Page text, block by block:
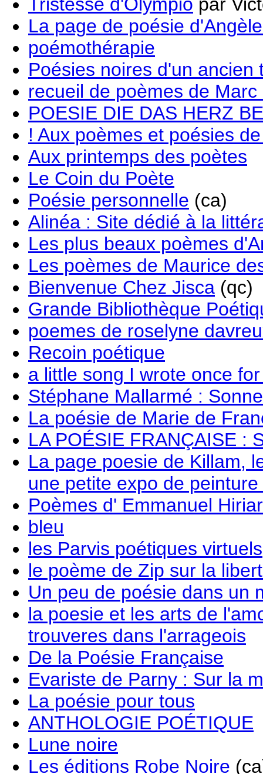
La page de poésie
poémothérapie
Poésies noires d'un ancien
recueil de poèmes de
POESIE DIE DAS HERZ
! Aux poèmes et poésies
Aux printemps des poètes
Le Coin du Poète
Poésie personnelle (ca)
Alinéa : Site dédié à la
Les plus beaux poèmes
Les poèmes de Maurice
Bienvenue Chez Jisca (qc)
Grande Bibliothèque
poemes de roselyne
Recoin poétique
a little song I wrote once
Stéphane Mallarmé :
La poésie de Marie de
LA POÉSIE FRANÇAISE :
La page poesie de Killam,
une petite expo de
Poèmes d' Emmanuel
bleu
les Parvis poétiques virtuels
le poème de Zip sur la
Un peu de poésie dans un
la poesie et les arts de
trouveres dans l'arrageois
De la Poésie Française
Evariste de Parny : Sur la
La poésie pour tous
ANTHOLOGIE POÉTIQUE
Lune noire
Les éditions Robe Noire